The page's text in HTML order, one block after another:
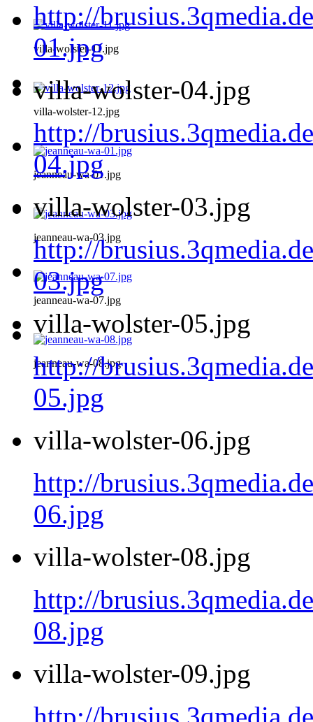
villa-wolster-11.jpg
villa-wolster-12.jpg
jeanneau-wa-01.jpg
jeanneau-wa-03.jpg
jeanneau-wa-07.jpg
jeanneau-wa-08.jpg
http://
01.jpg
villa-wolster-04.jpg
http://
04.jpg
villa-wolster-03.jpg
http://
03.jpg
villa-wolster-05.jpg
http://
05.jpg
villa-wolster-06.jpg
http://
06.jpg
villa-wolster-08.jpg
http://
08.jpg
villa-wolster-09.jpg